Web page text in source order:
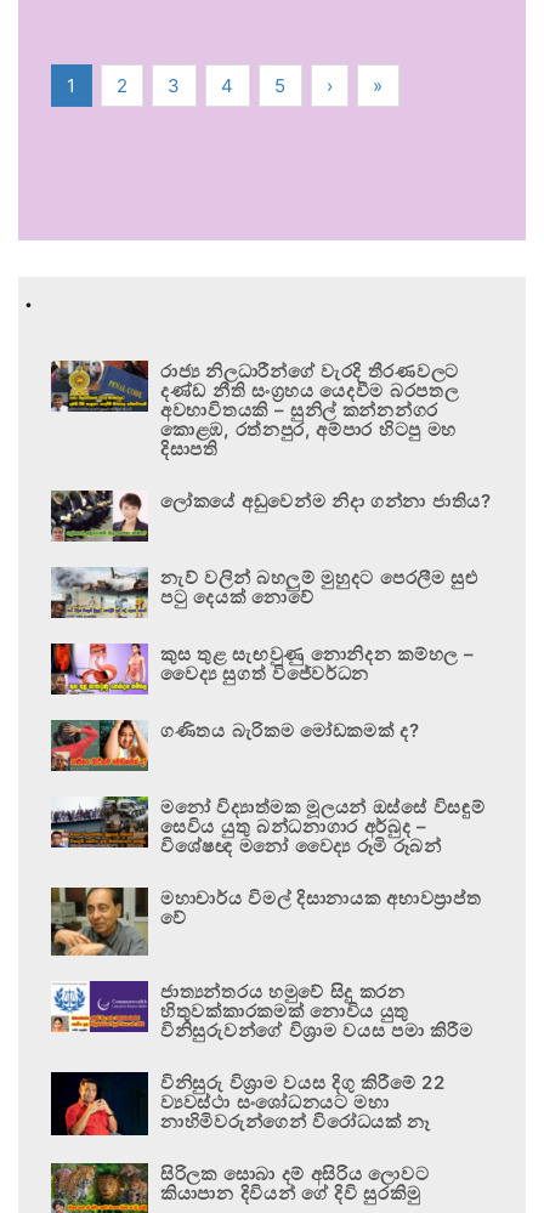
1 2 3 4 5 › »
.
රාජ්‍ය නිලධාරීන්ගේ වැරදි තීරණවලට
දණ්ඩ නීති සංග්‍රහය යෙදවීම බරපතල
අවභාවිතයකි – සුනිල් කන්නන්ගර
කොළඹ, රත්නපුර, අම්පාර හිටපු මහ
දිසාපති
ලෝකයේ අඩුවෙන්ම නිදා ගන්නා ජාතිය?
නැව් වලින් බහලුම් මුහුදට පෙරලීම සුළු
පටු දෙයක් නොවේ
කුස තුළ සැඟවුණු නොනිදන කම්හල –
වෛද්‍ය සුගත් විජේවර්ධන
ගණිතය බැරිකම මෝඩකමක් ද?
මනෝ විද්‍යාත්මක මූලයන් ඔස්සේ විසඳුම්
සෙවිය යුතු බන්ධනාගාර අර්බුද –
විශේෂඥ මනෝ වෛද්‍ය රූමි රූබන්
මහාචාර්ය විමල් දිසානායක අභාවප්‍රාප්ත
වේ
ජාත්‍යන්තරය හමුවේ සිදු කරන
හිතුවක්කාරකමක් නොවිය යුතු
විනිසුරුවන්ගේ විශ්‍රාම වයස පමා කිරීම
විනිසුරු විශ්‍රාම වයස දිගු කිරීමේ 22
ව්‍යවස්ථා සංශෝධනයට මහා
නාහිමිවරුන්ගෙන් විරෝධයක් නෑ
සිරිලක සොබා දම් අසිරිය ලොවට
කියාපාන දිවියන් ගේ දිවි සුරකිමු